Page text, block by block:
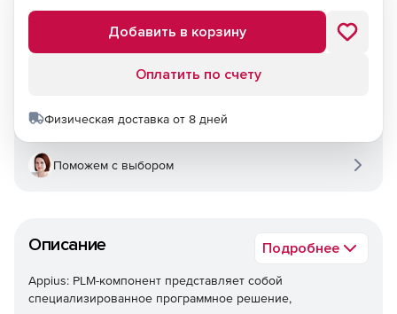
Описание Подробнее
Appius: PLM-компонент представляет собой
специализированное программное решение,
Добавить в корзину
Оплатить по счету
Физическая доставка от 8 дней
Поможем с выбором